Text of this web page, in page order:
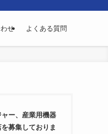
せ よくある質問
ー、産業用機器
募集しておりま